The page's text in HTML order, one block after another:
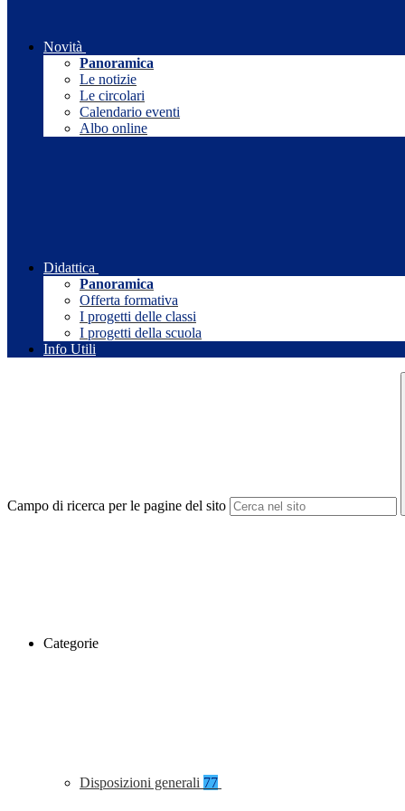
Novità
Panoramica
Le notizie
Le circolari
Calendario eventi
Albo online
Didattica
Panoramica
Offerta formativa
I progetti delle classi
I progetti della scuola
Info Utili
Campo di ricerca per le pagine del sito
Categorie
Disposizioni generali 77